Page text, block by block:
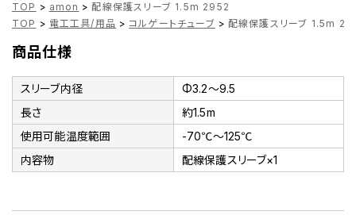
TOP > amon > 配線保護スリーブ 1.5m 2952
TOP > 電工工具/用品 > コルゲートチューブ > 配線保護スリーブ 1.5m
商品仕様
スリーブ内径
Φ3.2～9.5
長さ
約1.5m
使用可能温度範囲
-70℃～125℃
内容物
配線保護スリーブ×1